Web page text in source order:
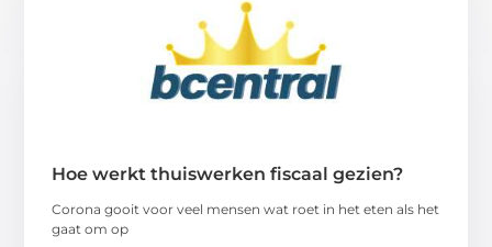
Hoe werkt thuiswerken fiscaal gezien?
Corona gooit voor veel mensen wat roet in het eten als het
gaat om op